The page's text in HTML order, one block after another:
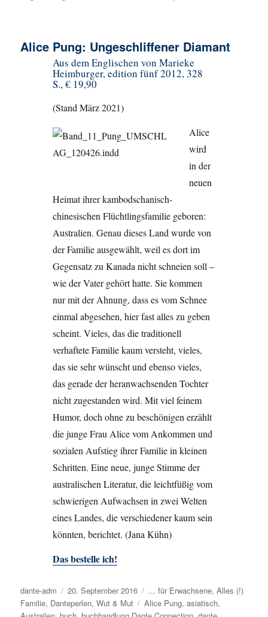
Alice Pung: Ungeschliffener Diamant
Aus dem Englischen von Marieke
Heimburger, edition fünf 2012, 328
S., € 19,90
(Stand März 2021)
Alice
wird
in der
neuen
Heimat ihrer kambodschanisch-
chinesischen Flüchtlingsfamilie geboren:
Australien. Genau dieses Land wurde von
der Familie ausgewählt, weil es dort im
Gegensatz zu Kanada nicht schneien soll –
wie der Vater gehört hatte. Sie kommen
nur mit der Ahnung, dass es vom Schnee
einmal abgesehen, hier fast alles zu geben
scheint. Vieles, das die traditionell
verhaftete Familie kaum versteht, vieles,
das sie sehr wünscht und ebenso vieles,
das gerade der heranwachsenden Tochter
nicht zugestanden wird. Mit viel feinem
Humor, doch ohne zu beschönigen erzählt
die junge Frau Alice vom Ankommen und
sozialen Aufstieg ihrer Familie in kleinen
Schritten. Eine neue, junge Stimme der
australischen Literatur, die leichtfüßig vom
schwierigen Aufwachsen in zwei Welten
eines Landes, die verschiedener kaum sein
könnten, berichtet. (Jana Kühn)
Das bestelle ich!
Autor
dante-adm
Veröffentlicht
am
20. September 2016 Kategorien
... für Erwachsene,Alles (!)
Familie, Danteperlen,Wut & Mut Schlagwörter
Alice Pung,asiatisch,